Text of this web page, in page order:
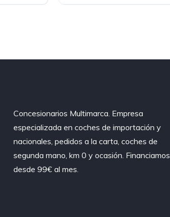
Concesionarios Multimarca. Empresa
especializada en coches de importación y
nacionales, pedidos a la carta, coches de
segunda mano, km 0 y ocasión. Financiamos
desde 99€ al mes.